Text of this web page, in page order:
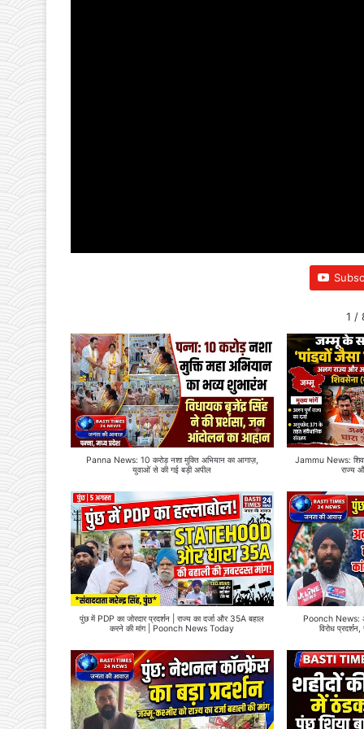
1 /
Panna News: 10 करोड़ नशा मुक्ति अभियान का आगाज़,
युवाओं से की गई बड़ी अपील
Jammu News:
राज्य
पुंछ में PDP का जोरदार प्रदर्शन | राज्य का दर्जा और 35A बहाल
करने की मांग | Poonch News Today
Poonch News:
विरोध